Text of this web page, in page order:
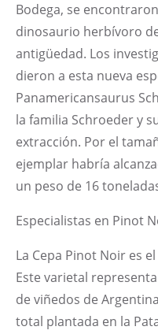
Bodega, se
dinosaurio herbívoro
antigüedad. Los
dieron a esta nueva
Panamericansaurus
la familia Schroeder y
extracción. Por el
ejemplar habría
un peso de 16
Especialistas en Pinot
La Cepa Pinot Noir es
Este varietal
de viñedos de
total plantada en la